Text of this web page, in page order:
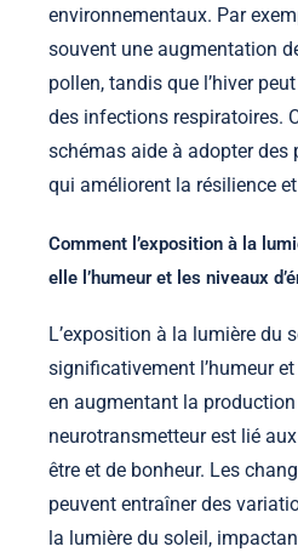
environnementaux. Par
souvent une augmentation
pollen, tandis que l’hiver
des infections respiratoires.
schémas aide à adopter des
qui améliorent la résilience
Comment l’exposition à la
elle l’humeur et les niveaux
L’exposition à la lumière du
significativement l’humeur et
en augmentant la
neurotransmetteur est lié
être et de bonheur. Les
peuvent entraîner des
la lumière du soleil,